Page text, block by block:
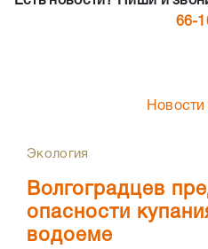
66-
Экология
Волгоградцев
опасности
водоеме